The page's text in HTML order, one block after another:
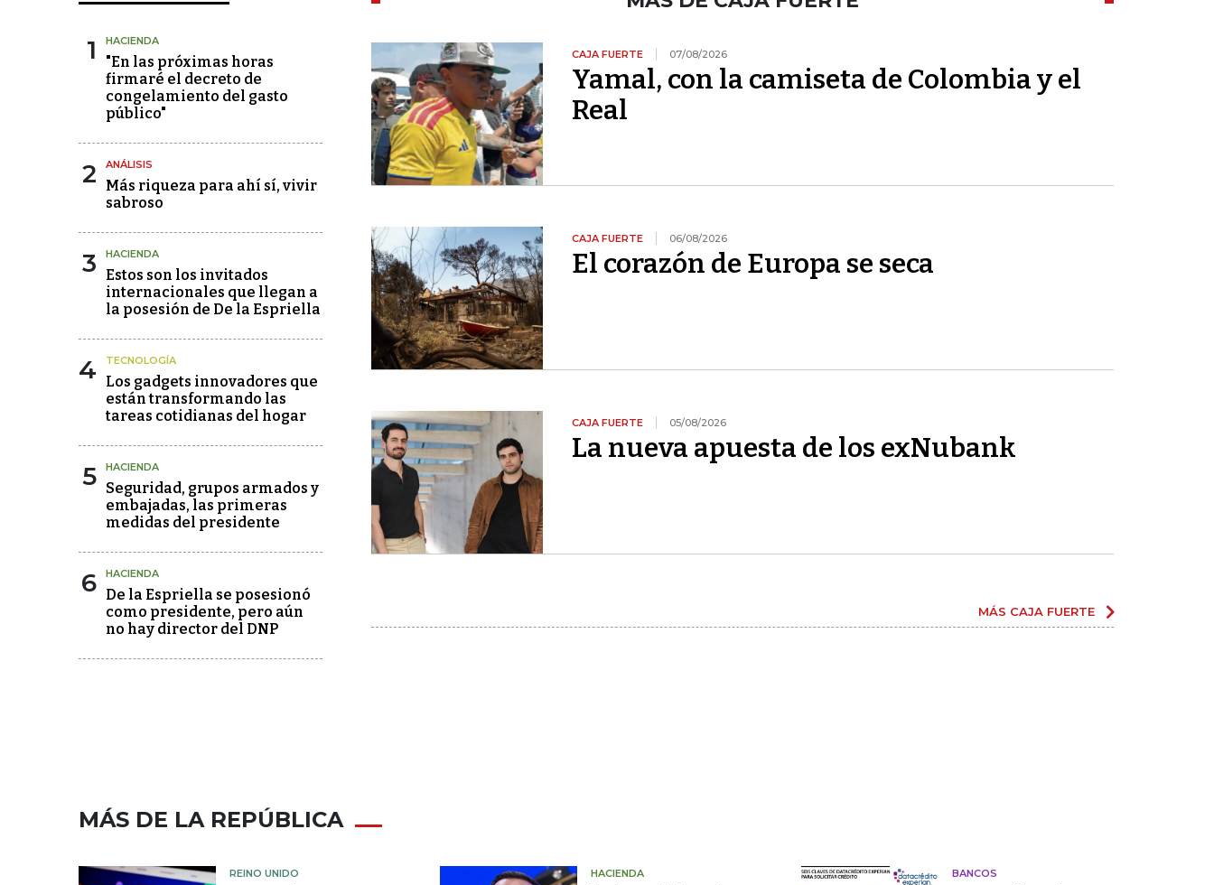
1 HACIENDA
"En las próximas horas
firmaré el decreto de
congelamiento del gasto
público"
2 ANÁLISIS
Más riqueza para ahí sí, vivir
sabroso
3 HACIENDA
Estos son los invitados
internacionales que llegan a
la posesión de De la Espriella
4 TECNOLOGÍA
Los gadgets innovadores que
están transformando las
tareas cotidianas del hogar
5 HACIENDA
Seguridad, grupos armados y
embajadas, las primeras
medidas del presidente
6 HACIENDA
De la Espriella se posesionó
como presidente, pero aún
no hay director del DNP
CAJA FUERTE 07/08/2026
Yamal, con la camiseta de Colombia y el
Real
CAJA FUERTE 06/08/2026
El corazón de Europa se seca
CAJA FUERTE 05/08/2026
La nueva apuesta de los exNubank
MÁS CAJA FUERTE
MÁS DE LA REPÚBLICA
REINO UNIDO HACIENDA BANCOS